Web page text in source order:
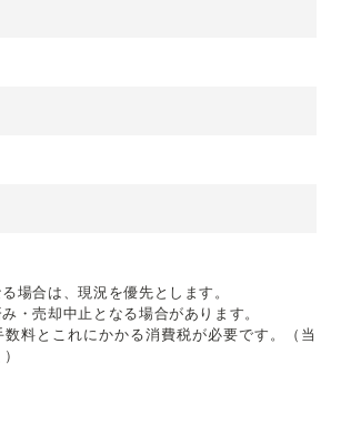
場合は、現況を優先とします。
・売却中止となる場合があります。
料とこれにかかる消費税が必要です。（当